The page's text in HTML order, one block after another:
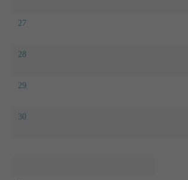
27
28
29
30